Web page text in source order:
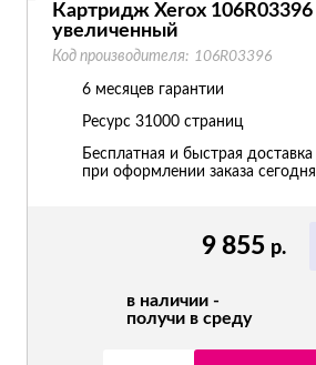
9 855 р.
в наличии -
получи в среду
Картридж Xerox
увеличенный
Код производителя: 106R03396
6 месяцев гарантии
Ресурс 31000 страниц
Бесплатная и быстрая доставка
при оформлении заказа